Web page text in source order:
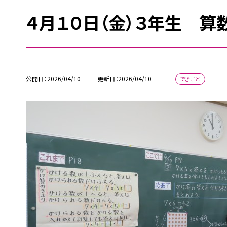
４月１０日（金）３年生 算
公開日 2026/04/10 更新日 2026/04/10 できごと